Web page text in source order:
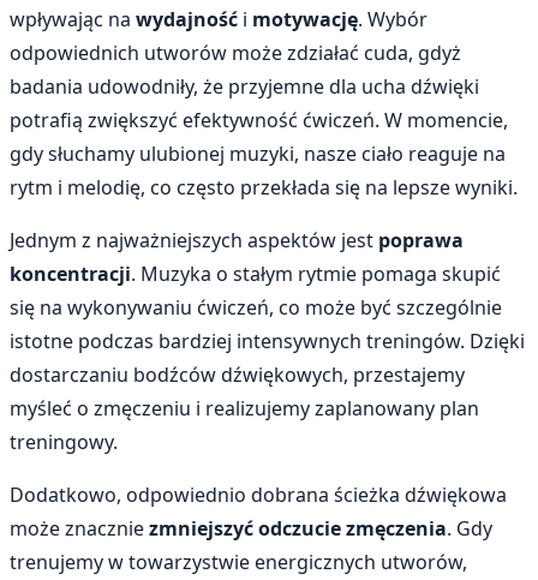
wpływając na wydajność i motywację. Wybór
odpowiednich utworów może zdziałać cuda, gdyż
badania udowodniły, że przyjemne dla ucha dźwięki
potrafią zwiększyć efektywność ćwiczeń. W momencie,
gdy słuchamy ulubionej muzyki, nasze ciało reaguje na
rytm i melodię, co często przekłada się na lepsze wyniki.
Jednym z najważniejszych aspektów jest poprawa
koncentracji. Muzyka o stałym rytmie pomaga skupić
się na wykonywaniu ćwiczeń, co może być szczególnie
istotne podczas bardziej intensywnych treningów. Dzięki
dostarczaniu bodźców dźwiękowych, przestajemy
myśleć o zmęczeniu i realizujemy zaplanowany plan
treningowy.
Dodatkowo, odpowiednio dobrana ścieżka dźwiękowa
może znaczniezmniejszyć odczucie zmęczenia. Gdy
trenujemy w towarzystwie energicznych utworów,